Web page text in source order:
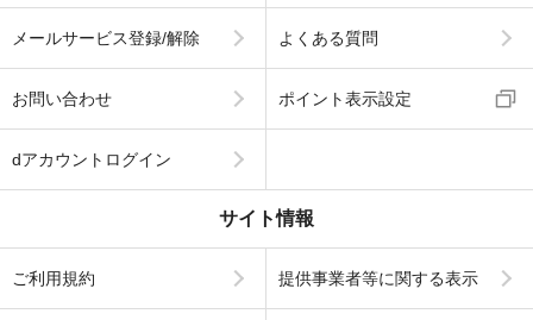
メールサービス登録/解除 よくある質問
お問い合わせ ポイント表示設定
dアカウントログイン
サイト情報
ご利用規約 提供事業者等に関する表示